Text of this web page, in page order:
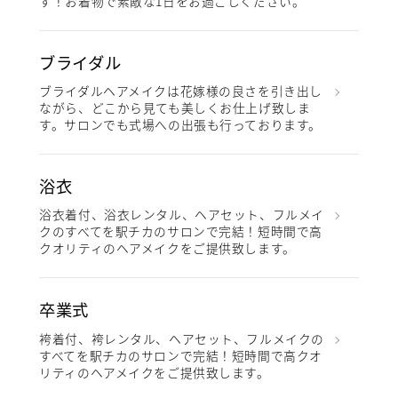
ブライダル
ブライダルヘアメイクは花嫁様の良さを引き出し
ながら、どこから見ても美しくお仕上げ致しま
す。サロンでも式場への出張も行っております。
浴衣
浴衣着付、浴衣レンタル、ヘアセット、フルメイ
クのすべてを駅チカのサロンで完結！短時間で高
クオリティのヘアメイクをご提供致します。
卒業式
袴着付、袴レンタル、ヘアセット、フルメイクの
すべてを駅チカのサロンで完結！短時間で高クオ
リティのヘアメイクをご提供致します。